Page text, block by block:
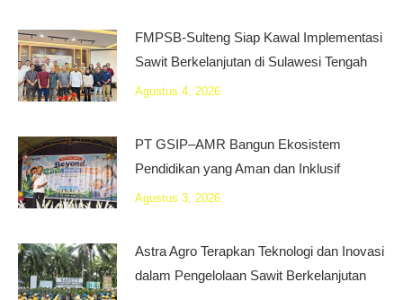
FMPSB-Sulteng Siap Kawal Implementasi
Sawit Berkelanjutan di Sulawesi Tengah
Agustus 4, 2026
PT GSIP–AMR Bangun Ekosistem
Pendidikan yang Aman dan Inklusif
Agustus 3, 2026
Astra Agro Terapkan Teknologi dan Inovasi
dalam Pengelolaan Sawit Berkelanjutan